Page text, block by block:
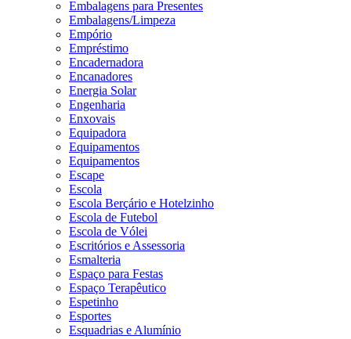
Embalagens para Presentes
Embalagens/Limpeza
Empório
Empréstimo
Encadernadora
Encanadores
Energia Solar
Engenharia
Enxovais
Equipadora
Equipamentos
Equipamentos
Escape
Escola
Escola Berçário e Hotelzinho
Escola de Futebol
Escola de Vólei
Escritórios e Assessoria
Esmalteria
Espaço para Festas
Espaço Terapêutico
Espetinho
Esportes
Esquadrias e Alumínio